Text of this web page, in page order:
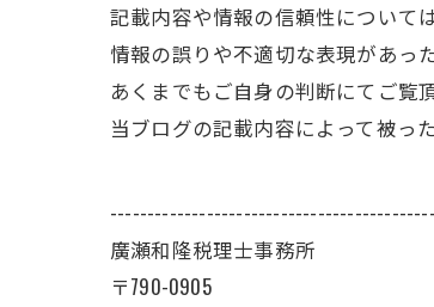
記載内容や情報の信頼性について
情報の誤りや不適切な表現があっ
あくまでもご自身の判断にてご覧
当ブログの記載内容によって被っ
廣瀬和隆税理士事務所
〒790-0905